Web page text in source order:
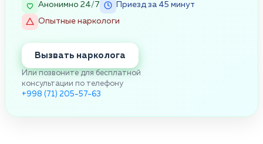
Анонимно 24/7
Приезд за 45 минут
Опытные наркологи
Вызвать нарколога
Или позвоните для бесплатной
консультации по телефону
+998 (71) 205-57-63